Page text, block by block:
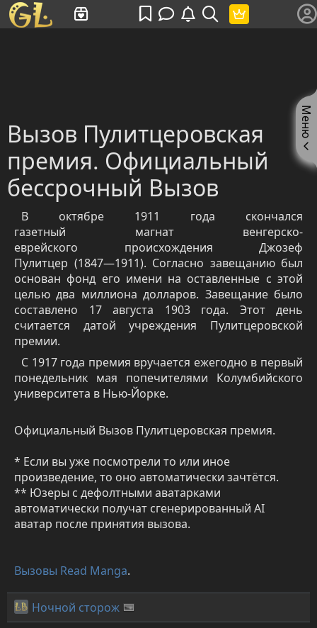
Вызов Пулитцеровская
премия. Официальный
бессрочный Вызов
В октябре 1911 года скончался
газетный магнат венгерско-
еврейского происхождения Джозеф
Пулитцер (1847—1911). Согласно завещанию был
основан фонд его имени на оставленные с этой
целью два миллиона долларов. Завещание было
составлено 17 августа 1903 года. Этот день
считается датой учреждения Пулитцеровской
премии.
С 1917 года премия вручается ежегодно в первый
понедельник мая попечителями Колумбийского
университета в Нью-Йорке.
Официальный Вызов Пулитцеровская премия.
* Если вы уже посмотрели то или иное
произведение, то оно автоматически зачтётся.
** Юзеры с дефолтными аватарками
автоматически получат сгенерированный AI
аватар после принятия вызова.
Вызовы Read Manga.
Ночной сторож
Меню